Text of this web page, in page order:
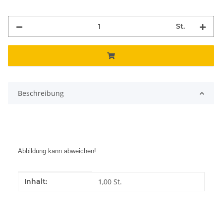
St.
Beschreibung
Abbildung kann abweichen!
Produkteigenschaft
Wert
Inhalt: 1,00 St.